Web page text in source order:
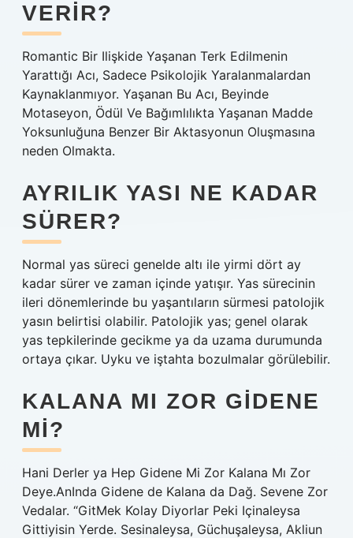
VERIR?
Romantic Bir Ilişkide Yaşanan Terk Edilmenin
Yarattığı Acı, Sadece Psikolojik Yaralanmalardan
Kaynaklanmıyor. Yaşanan Bu Acı, Beyinde
Motaseyon, Ödül Ve Bağımlılıkta Yaşanan Madde
Yoksunluğuna Benzer Bir Aktasyonun Oluşmasına
neden Olmakta.
AYRILIK YASI NE KADAR
SÜRER?
Normal yas süreci genelde altı ile yirmi dört ay
kadar sürer ve zaman içinde yatışır. Yas sürecinin
ileri dönemlerinde bu yaşantıların sürmesi patolojik
yasın belirtisi olabilir. Patolojik yas; genel olarak
yas tepkilerinde gecikme ya da uzama durumunda
ortaya çıkar. Uyku ve iştahta bozulmalar görülebilir.
KALANA MI ZOR GIDENE
MI?
Hani Derler ya Hep Gidene Mi Zor Kalana Mı Zor
Deye.AnInda Gidene de Kalana da Dağ. Sevene Zor
Vedalar. “GitMek Kolay Diyorlar Peki Içinaleysa
Gittiyisin Yerde. Sesinaleysa, Güchuşaleysa, Akliun